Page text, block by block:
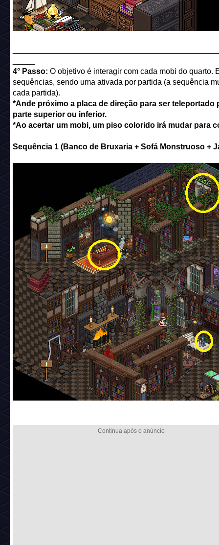
4° Passo: O objetivo é interagir com cada mobi do quarto.
sequências, sendo uma ativada por partida (a sequência
cada partida).
*Ande próximo a placa de direção para ser teleportado
parte superior ou inferior.
*Ao acertar um mobi, um piso colorido irá mudar para
Sequência 1 (Banco de Bruxaria + Sofá Monstruoso +